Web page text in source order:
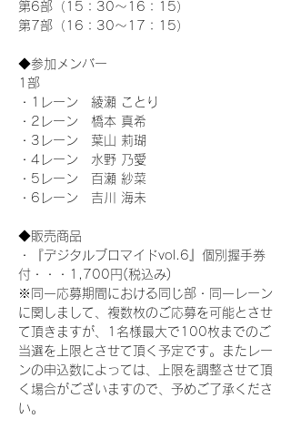
第6部（15：30～16：15）
第7部（16：30～17：15）
◆参加メンバー
1部
・1レーン　綾瀬 ことり
・2レーン　橋本 真希
・3レーン　葉山 莉瑚
・4レーン　水野 乃愛
・5レーン　百瀬 紗菜
・6レーン　吉川 海未
◆販売商品
・『デジタルブロマイドvol.6』個別握手券
付・・・1,700円(税込み)
※同一応募期間における同じ部・同一レーン
に関しまして、複数枚のご応募を可能とさせ
て頂きますが、1名様最大で100枚までのご
当選を上限とさせて頂く予定です。またレー
ンの申込数によっては、上限を調整させて頂
く場合がございますので、予めご了承くださ
い。